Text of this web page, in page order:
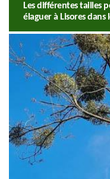
Les différentes tailles
élaguer à Lisores dans